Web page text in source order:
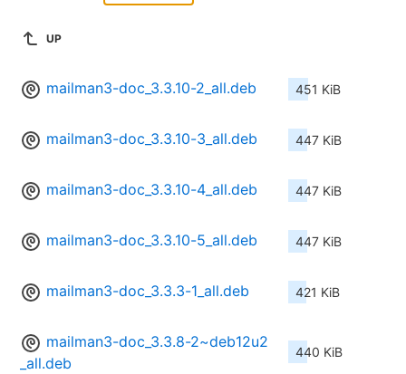
UP
mailman3-doc_3.3.10-2_all.deb 451 KiB
mailman3-doc_3.3.10-3_all.deb 447 KiB
mailman3-doc_3.3.10-4_all.deb 447 KiB
mailman3-doc_3.3.10-5_all.deb 447 KiB
mailman3-doc_3.3.3-1_all.deb 421 KiB
mailman3-doc_3.3.8-2~deb12u2
_all.deb
440 KiB